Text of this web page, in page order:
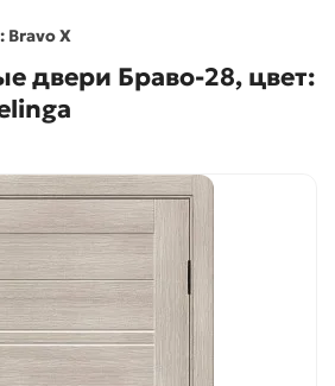
Bravo X
двери Браво-28, цвет: